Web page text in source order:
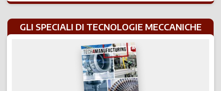
GLI SPECIALI DI TECNOLOGIE MECCANICHE